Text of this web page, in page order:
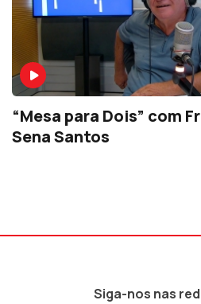
“Mesa para Dois” com
Sena Santos
Siga-nos nas